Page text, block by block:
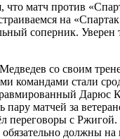
матч против
на
соперник. Уверен
со своим
командами стали
Дарюс
матчей за
переговоры с
должны